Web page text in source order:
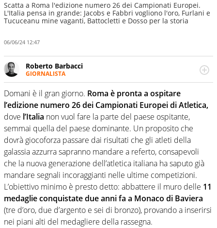
Scatta a Roma l'edizione numero 26 dei Campionati Europei.
L'Italia pensa in grande: Jacobs e Fabbri vogliono l'oro, Furlani e
Tucuceanu mine vaganti, Battocletti e Dosso per la storia
06/06/24 12:47
Roberto Barbacci
GIORNALISTA
Giornalista (pubblicista) sportivo a tutto campo, è il
tuttologo di Virgilio Sport. Provate a chiedergli di boxe, di
scherma, di volley o di curling: ve ne farà innamorare
Domani è il gran giorno. Roma è pronta a ospitare
l’edizione numero 26 dei Campionati Europei di Atletica,
dove l’Italia non vuol fare la parte del paese ospitante,
semmai quella del paese dominante. Un proposito che
dovrà giocoforza passare dai risultati che gli atleti della
galassia azzurra sapranno mandare a referto, consapevoli
che la nuova generazione dell’atletica italiana ha saputo già
mandare segnali incoraggianti nelle ultime competizioni.
L’obiettivo minimo è presto detto: abbattere il muro delle 11
medaglie conquistate due anni fa a Monaco di Baviera
(tre d’oro, due d’argento e sei di bronzo), provando a inserirsi
nei piani alti del medagliere della rassegna.